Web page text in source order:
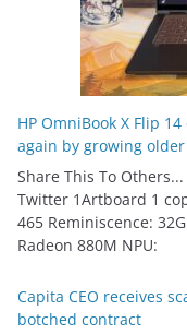
HP OmniBook X Flip
again by growing
Share This To
Twitter 1Artboard 1
465 Reminiscence:
Radeon 880M NPU:
Capita CEO receives
botched contract